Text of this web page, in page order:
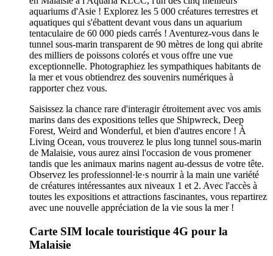
aquariums d'Asie ! Explorez les 5 000 créatures terrestres et
aquatiques qui s'ébattent devant vous dans un aquarium
tentaculaire de 60 000 pieds carrés ! Aventurez-vous dans le
tunnel sous-marin transparent de 90 mètres de long qui abrite
des milliers de poissons colorés et vous offre une vue
exceptionnelle. Photographiez les sympathiques habitants de
la mer et vous obtiendrez des souvenirs numériques à
rapporter chez vous.
Saisissez la chance rare d'interagir étroitement avec vos amis
marins dans des expositions telles que Shipwreck, Deep
Forest, Weird and Wonderful, et bien d'autres encore ! À
Living Ocean, vous trouverez le plus long tunnel sous-marin
de Malaisie, vous aurez ainsi l'occasion de vous promener
tandis que les animaux marins nagent au-dessus de votre tête.
Observez les professionnel·le·s nourrir à la main une variété
de créatures intéressantes aux niveaux 1 et 2. Avec l'accès à
toutes les expositions et attractions fascinantes, vous repartirez
avec une nouvelle appréciation de la vie sous la mer !
Carte SIM locale touristique 4G pour la
Malaisie